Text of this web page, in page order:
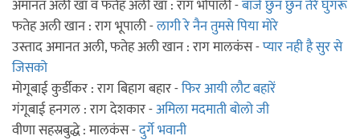
अमानत अली खाँ व फतेह अली खाँ : राग भोपाली -बाजे छुन छुन तेरे घुँगरू
फतेह अली खान : राग भूपाली -लागी रे नैन तुमसे पिया मोरे
उस्ताद अमानत अली, फतेह अली खान : राग मालकंस -प्यार नही है सुर से
जिसको
मोगूबाई कुर्डीकर : राग बिहाग बहार -फिर आयी लौट बहारें
गंगूबाई हनगल : राग देशकार -अमिला मदमाती बोलो जी
वीणा सहस्रबुद्धे : मालकंस -दुर्गे भवानी